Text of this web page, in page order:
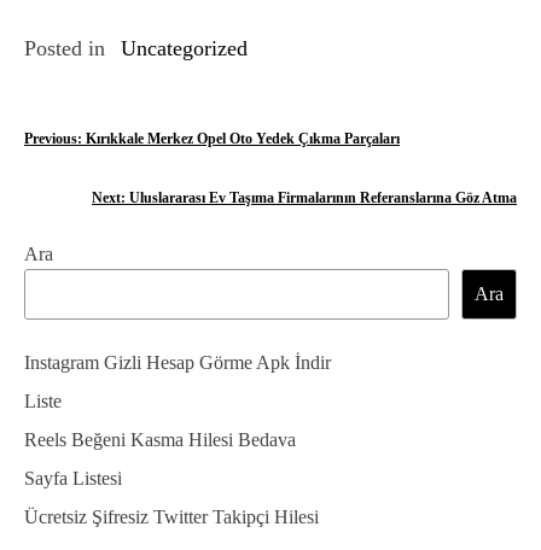
Posted in Uncategorized
Y
ı
g
e
z
i
n
Previous: Kırıkkale Merkez Opel Oto Yedek Çıkma Parçaları
Next: Uluslararası Ev Taşıma Firmalarının Referanslarına Göz Atma
Ara
Ara
Instagram Gizli Hesap Görme Apk İndir
Liste
Reels Beğeni Kasma Hilesi Bedava
Sayfa Listesi
Ücretsiz Şifresiz Twitter Takipçi Hilesi